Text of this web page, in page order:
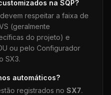
na SQP?
respeitar a faixa de
(geralmente
do projeto) e
ou pelo Configurador
SX3.
automáticos?
registrados no SX7.